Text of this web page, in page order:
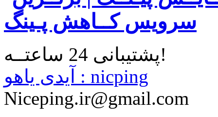
پشتیبانی 24 ساعتــه!
آیدی یاهو : nicping
Niceping.ir@gmail.com